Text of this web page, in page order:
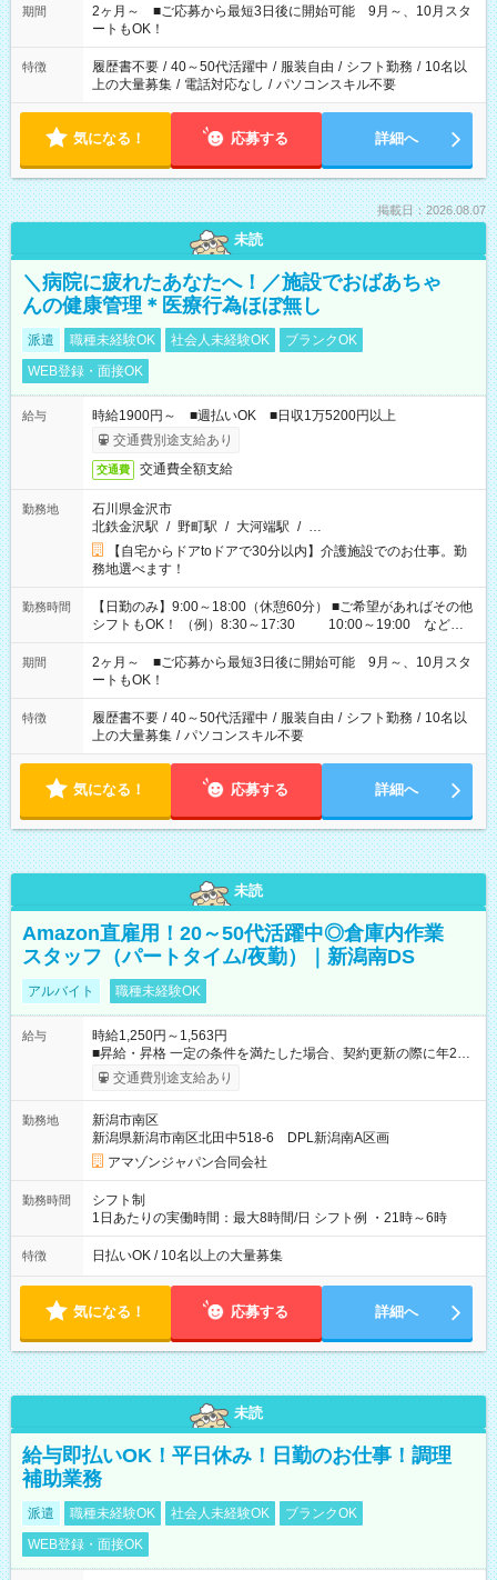
たい」 「できれば残業はしたくない」 など、ご希望があれば教
えてくださいね。 ※Wワーク希望の方へ 今ご覧のお仕事で希望
する勤務時間と、もう1つのお仕事の勤務時間。 合計で週40時
間を超える場合は応募できません
期間
2ヶ月～ ■ご応募から最短3日後に開始可能 9月～、10月スタ
ートもOK！
特徴 履歴書不要 / 40～50代活躍中 / 服装自由 / シフト勤務 / 10名以
上の大量募集 / 電話対応なし / パソコンスキル不要
気になる！ 応募する 詳細へ
掲載日：2026.08.07
未読
＼病院に疲れたあなたへ！／施設でおばあちゃ
んの健康管理＊医療行為ほぼ無し
派遣 職種未経験OK 社会人未経験OK
ブランクOK
WEB登録・面接OK
給与
時給1900円～ ■週払いOK ■日収1万5200円以上
交通費別途支給あり
交通費 交通費全額支給
勤務地
石川県金沢市
北鉄金沢駅 / 野町駅 / 大河端駅 / …
【自宅からドアtoドアで30分以内】介護施設でのお仕事。勤
務地選べます！
勤務時間
【日勤のみ】9:00～18:00（休憩60分） ■ご希望があればその他
シフトもOK！ （例）8:30～17:30 10:00～19:00 など
「家族とお休みを合わせたい」 「できれば残業はしたくない」
など、あなたのご希望に沿ったお仕事をご紹介します！ ※Wワ
ーク希望の方へ 今ご覧のお仕事で希望する勤務時間と、もう1つ
のお仕事の勤務時間。 合計で週40時間を超える場合は応募でき
ません
期間
2ヶ月～ ■ご応募から最短3日後に開始可能 9月～、10月スタ
ートもOK！
特徴 履歴書不要 / 40～50代活躍中 / 服装自由 / シフト勤務 / 10名以
上の大量募集 / パソコンスキル不要
気になる！ 応募する 詳細へ
未読
Amazon直雇用！20～50代活躍中◎倉庫内作業
スタッフ（パートタイム/夜勤）｜新潟南DS
アルバイト 職種未経験OK
給与
時給1,250円～1,563円
■昇給・昇格 一定の条件を満たした場合、契約更新の際に年2回
まで昇給の機会があります。 ■正社員登用制度あり ※月末締/翌
月25日支払い ※時間外手当、別途支給 ※深夜割増賃金 (22:00～
☆Amazon直雇用で安定して働けます！ 【試用期間】試用期間
あり 試用期間の長さ：1週間 雇用形態、給与は本採用時と同じ
です。
交通費別途支給あり
勤務地
新潟市南区
新潟県新潟市南区北田中518-6 DPL新潟南A区画
アマゾンジャパン合同会社
勤務時間
シフト制
1日あたりの実働時間：最大8時間/日 シフト例 ・21時～6時
特徴 日払いOK / 10名以上の大量募集
気になる！ 応募する 詳細へ
未読
給与即払いOK！平日休み！日勤のお仕事！調理
補助業務
派遣 職種未経験OK 社会人未経験OK
ブランクOK
WEB登録・面接OK